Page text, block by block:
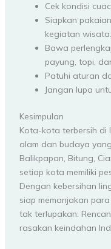
Cek kondisi
Siapkan
kegiatan wisata.
Bawa
payung, topi,
Patuhi aturan
Jangan lupa
Kesimpulan
Kota-kota terbersih di
alam dan budaya
Balikpapan, Bitung,
setiap kota memiliki
Dengan kebersihan
siap memanjakan
tak terlupakan.
rasakan keindahan